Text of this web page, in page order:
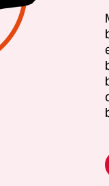
und
Von dieser
„Weites Land“.